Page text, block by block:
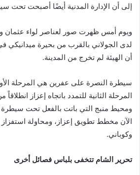
إلى أن الإدارة المدنية أيضًا أصبحت تحت
ويوم أمس ظهرت صور لعناصر لواء عثمان
لدى الجولاني بالقرب من بحيرة ميدانيكي
أن الهيئة لم تخرج من المدينة.
سيطرة النصرة على عفرين هي المرحلة
المرحلة الثانية للتمدد باتجاه إعزاز
ومحيط منبج التي باتت بالفعل تحت
الآن مخطط تطويق إعزاز، ومحاولة
وكوباني.
تحرير الشام تتخفى بلباس فصائل أخرى